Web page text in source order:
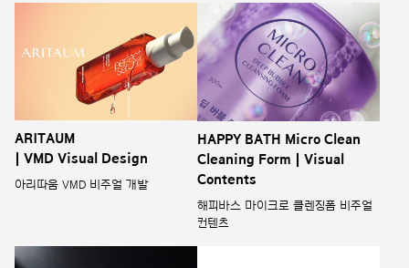
ARITAUM
| VMD Visual Design
아리따움 VMD 비주얼 개발
HAPPY BATH Micro Clean
Cleaning Form | Visual
Contents
해피바스 마이크로 클렌징폼 비주얼
컨텐츠